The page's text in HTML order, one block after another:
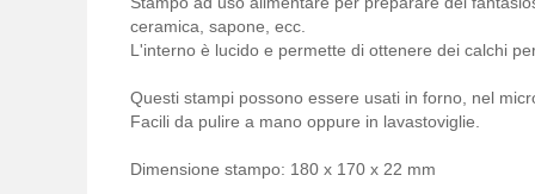
ceramica, sapone, ecc.
L'interno è lucido e permette di ottenere dei calchi
Questi stampi possono essere usati in forno, nel
Facili da pulire a mano oppure in lavastoviglie.
Dimensione stampo: 180 x 170 x 22 mm